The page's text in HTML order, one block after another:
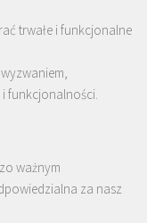
trwałe i funkcjonalne
i funkcjonalności.
ważnym
za nasz